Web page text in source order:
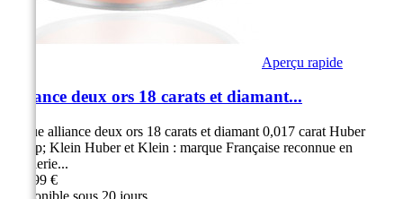
Aperçu rapide
Alliance deux ors 18 carats et diamant...
Bague alliance deux ors 18 carats et diamant 0,017 carat Huber
&amp; Klein Huber et Klein : marque Française reconnue en
Joaillerie...
779,99 €
Disponible sous 20 jours